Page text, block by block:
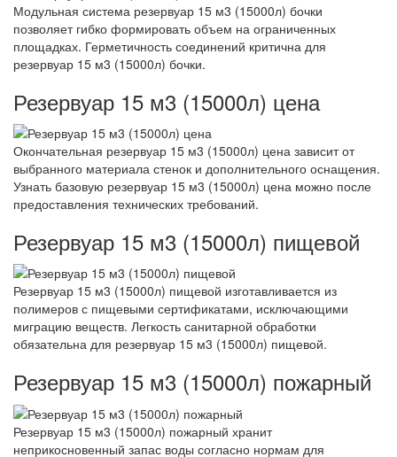
Модульная система резервуар 15 м3 (15000л) бочки
позволяет гибко формировать объем на ограниченных
площадках. Герметичность соединений критична для
резервуар 15 м3 (15000л) бочки.
Резервуар 15 м3 (15000л) цена
Окончательная резервуар 15 м3 (15000л) цена зависит от
выбранного материала стенок и дополнительного оснащения.
Узнать базовую резервуар 15 м3 (15000л) цена можно после
предоставления технических требований.
Резервуар 15 м3 (15000л) пищевой
Резервуар 15 м3 (15000л) пищевой изготавливается из
полимеров с пищевыми сертификатами, исключающими
миграцию веществ. Легкость санитарной обработки
обязательна для резервуар 15 м3 (15000л) пищевой.
Резервуар 15 м3 (15000л) пожарный
Резервуар 15 м3 (15000л) пожарный хранит
неприкосновенный запас воды согласно нормам для